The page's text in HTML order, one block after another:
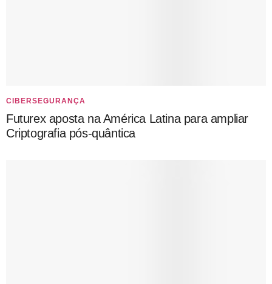
CIBERSEGURANÇA
Futurex aposta na América Latina para ampliar
Criptografia pós-quântica